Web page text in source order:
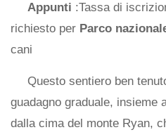
Appunti :Tassa di
richiesto per Parco
cani
Questo sentiero ben
guadagno graduale, insieme
dalla cima del monte Ryan,